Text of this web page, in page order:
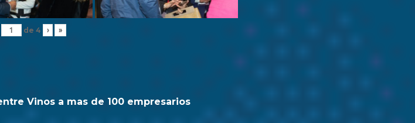
de 4 › »
Vinos a mas de 100 empresarios